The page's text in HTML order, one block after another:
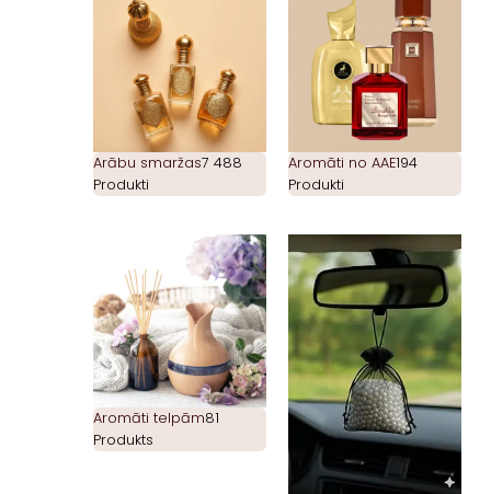
Arābu smaržas7 488
Produkti
Aromāti no AAE194
Produkti
Aromāti telpām81
Produkts